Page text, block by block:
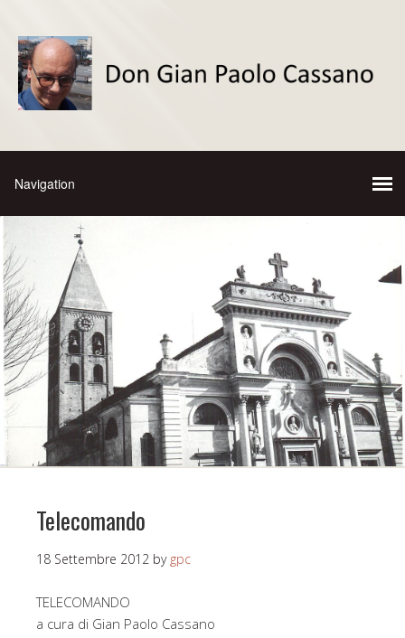
Telecomando
18 Settembre 2012 by gpc
TELECOMANDO
a cura di Gian Paolo Cassano